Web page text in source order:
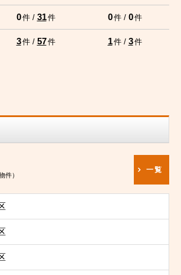
0件 / 31件 0件 / 0件
3件 / 57件 1件 / 3件
件）
一覧